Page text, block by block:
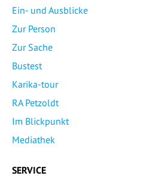
Ein- und Ausblicke
Zur Person
Zur Sache
Bustest
Karika-tour
RA Petzoldt
Im Blickpunkt
Mediathek
SERVICE